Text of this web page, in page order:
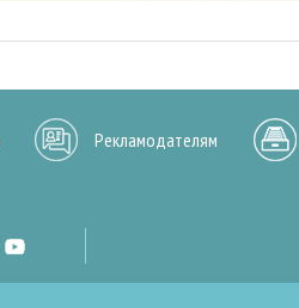
Рекламодателям